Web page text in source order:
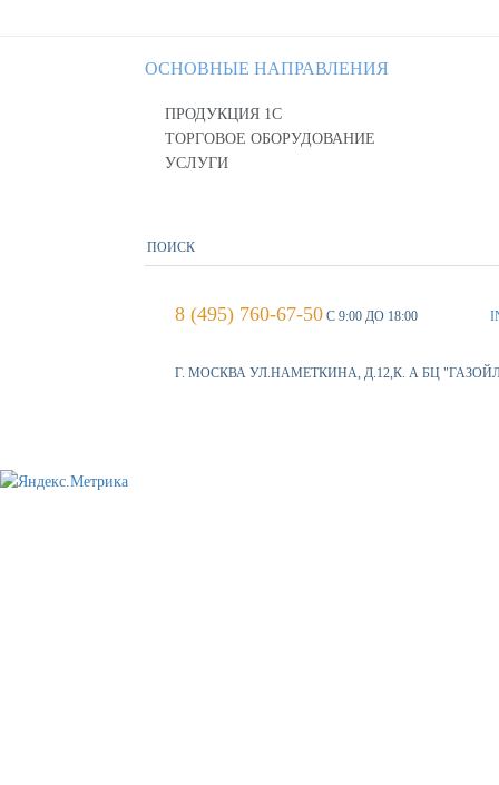
ОСНОВНЫЕ НАПРАВЛЕНИЯ
ПРОДУКЦИЯ 1С
ТОРГОВОЕ ОБОРУДОВАНИЕ
УСЛУГИ
8 (495) 760-67-50 С 9:00 ДО 18:00
Г. МОСКВА УЛ.НАМЕТКИНА, Д.12,К. А БЦ